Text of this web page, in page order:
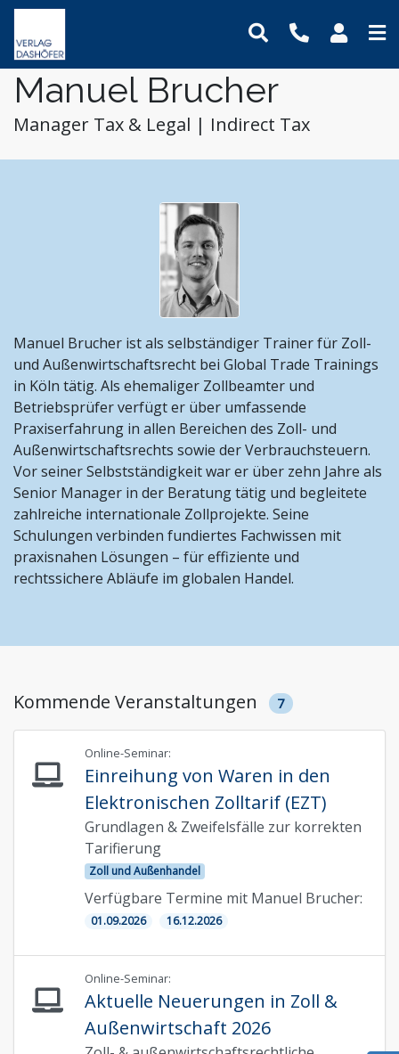
Online-Seminare
Online-Lehrgänge
Seminare
Lehrgänge
Fachbücher
Handbücher
Assistenz und Sekretariat
Bauwesen und Architektur
Immobilien und Grundbesitz
Management und Unternehmensführung
Personalmanagement und Entgeltabrechnung
Steuern, Finanzen und Controlling
Stiftungen und Non-Profit Organisationen
Zoll und Außenhandel
Newsletter
Podcasts
Online-Weiterbildung
Präsenz-Weiterbildung
Produkte
Mein Benutzerkonto
Logout
Manuel Brucher
Manager Tax & Legal | Indirect Tax
Manuel Brucher ist als selbständiger Trainer für Zoll-
und Außenwirtschaftsrecht bei Global Trade Trainings
in Köln tätig. Als ehemaliger Zollbeamter und
Betriebsprüfer verfügt er über umfassende
Praxiserfahrung in allen Bereichen des Zoll- und
Außenwirtschaftsrechts sowie der Verbrauchsteuern.
Vor seiner Selbstständigkeit war er über zehn Jahre als
Senior Manager in der Beratung tätig und begleitete
zahlreiche internationale Zollprojekte. Seine
Schulungen verbinden fundiertes Fachwissen mit
praxisnahen Lösungen – für effiziente und
rechtssichere Abläufe im globalen Handel.
Kommende Veranstaltungen 7
Online-Seminar:
Einreihung von Waren in den
Elektronischen Zolltarif (EZT)
Grundlagen & Zweifelsfälle zur korrekten
Tarifierung
Zoll und Außenhandel
Verfügbare Termine mit Manuel Brucher:
01.09.2026 16.12.2026
Online-Seminar:
Aktuelle Neuerungen in Zoll &
Außenwirtschaft 2026